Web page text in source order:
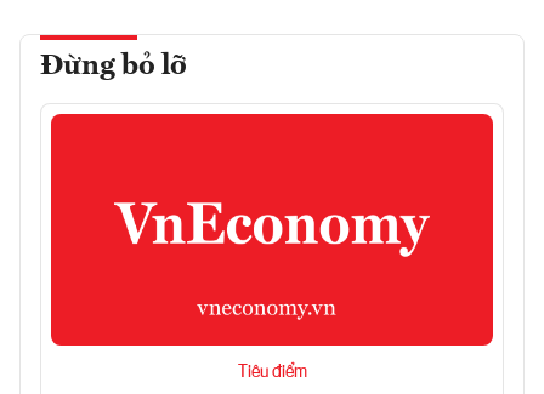
Đừng bỏ lỡ
Tiêu điểm